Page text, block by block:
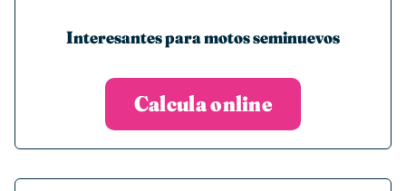
Interesantes para motos seminuevos
Calcula online